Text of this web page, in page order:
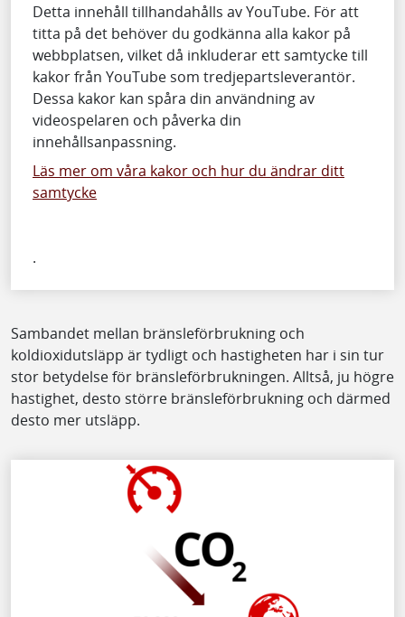
Detta innehåll tillhandahålls av YouTube. För att
titta på det behöver du godkänna alla kakor på
webbplatsen, vilket då inkluderar ett samtycke till
kakor från YouTube som tredjepartsleverantör.
Dessa kakor kan spåra din användning av
videospelaren och påverka din
innehållsanpassning.
Läs mer om våra kakor och hur du ändrar ditt
samtycke
.
Sambandet mellan bränsleförbrukning och
koldioxidutsläpp är tydligt och hastigheten har i sin tur
stor betydelse för bränsleförbrukningen. Alltså, ju högre
hastighet, desto större bränsleförbrukning och därmed
desto mer utsläpp.